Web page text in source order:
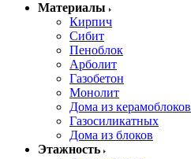
Материалы
Кирпич
Сибит
Пеноблок
Арболит
Газобетон
Монолит
Дома из керамоблоков
Газосиликатных
Дома из блоков
Этажность